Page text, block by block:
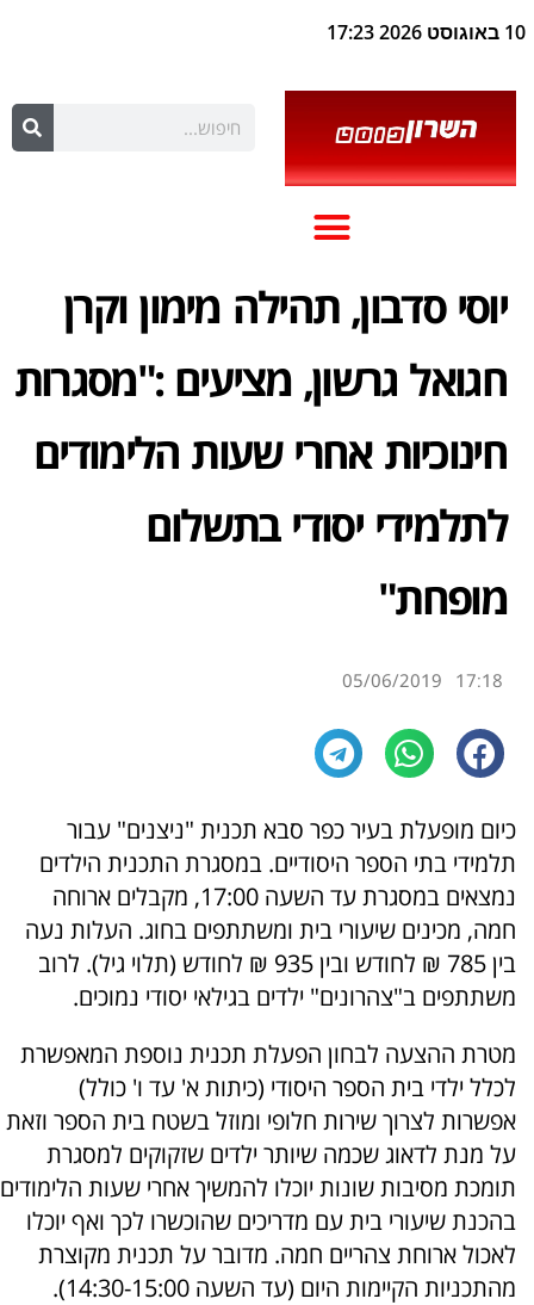
10 באוגוסט 2026 17:23
יוסי סדבון, תהילה מימון וקרן
חגואל גרשון, מציעים :"מסגרות
חינוכיות אחרי שעות הלימודים
לתלמידי יסודי בתשלום
מופחת"
17:18
05/06/2019
כיום מופעלת בעיר כפר סבא תכנית "ניצנים" עבור
תלמידי בתי הספר היסודיים. במסגרת התכנית הילדים
נמצאים במסגרת עד השעה 17:00, מקבלים ארוחה
חמה, מכינים שיעורי בית ומשתתפים בחוג. העלות נעה
בין 785 ₪ לחודש ובין 935 ₪ לחודש (תלוי גיל). לרוב
משתתפים ב"צהרונים" ילדים בגילאי יסודי נמוכים.
מטרת ההצעה לבחון הפעלת תכנית נוספת המאפשרת
לכלל ילדי בית הספר היסודי (כיתות א' עד ו' כולל)
אפשרות לצרוך שירות חלופי ומוזל בשטח בית הספר וזאת
על מנת לדאוג שכמה שיותר ילדים שזקוקים למסגרת
תומכת מסיבות שונות יוכלו להמשיך אחרי שעות הלימודים
בהכנת שיעורי בית עם מדריכים שהוכשרו לכך ואף יוכלו
לאכול ארוחת צהריים חמה. מדובר על תכנית מקוצרת
מהתכניות הקיימות היום (עד השעה 14:30-15:00).